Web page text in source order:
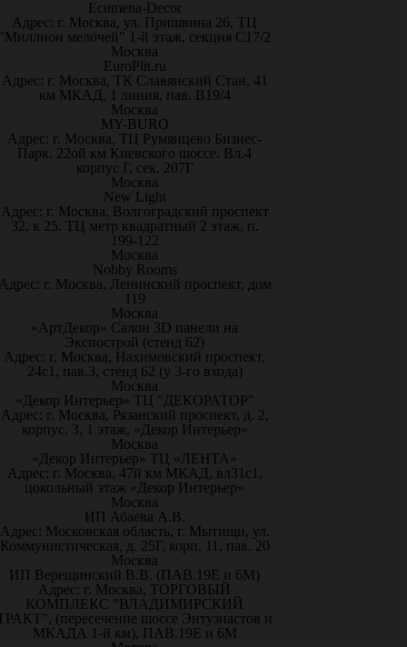
Ecumena-Decor
Адрес: г. Москва, ул. Пришвина 26, ТЦ
мелочей" 1-й этаж, секция С17/2
Москва
EuroPlit.ru
Адрес: г. Москва, ТК Славянский Стан, 41
км МКАД, 1 линия, пав. В19/4
Москва
MY-BURO
Адрес: г. Москва, ТЦ Румянцево Бизнес-
Парк. 22ой км Киевского шоссе. Вл.4
корпус Г, сек. 207Г
Москва
New Light
Адрес: г. Москва, Волгоградский проспект
32, к 25. ТЦ метр квадратный 2 этаж, п.
199-122
Москва
Nobby Rooms
г. Москва, Ленинский проспект, дом
119
Москва
«АртДекор» Салон 3D панели на
Экспострой (стенд 62)
Адрес: г. Москва, Нахимовский проспект,
24с1, пав.3, стенд 62 (у 3-го входа)
Москва
«Декор Интерьер» ТЦ "ДЕКОРАТОР"
Адрес: г. Москва, Рязанский проспект, д. 2,
корпус. 3, 1 этаж, «Декор Интерьер»
Москва
«Декор Интерьер» ТЦ «ЛЕНТА»
Адрес: г. Москва, 47й км МКАД, вл31с1,
цокольный этаж «Декор Интерьер»
Москва
ИП Абаева А.В.
Адрес: Московская область, г. Мытищи, ул.
Коммунистическая, д. 25Г, корп. 11, пав. 20
Москва
ИП Верещинский В.В. (ПАВ.19Е и 6М)
Адрес: г. Москва, ТОРГОВЫЙ
КОМПЛЕКС "ВЛАДИМИРСКИЙ
(пересечение шоссе Энтузиастов и
МКАДА 1-й км), ПАВ.19Е и 6М